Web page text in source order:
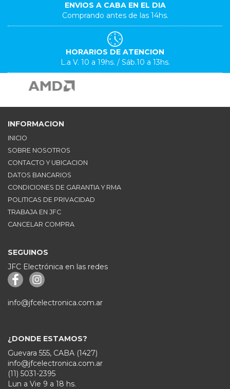
ENVIOS A CABA EN EL DIA
Comprando antes de las 14hs.
HORARIOS DE ATENCION
L.a V. 10 a 19hs. / Sáb.10 a 13hs.
INFORMACION
INICIO
SOBRE NOSOTROS
CONTACTO Y UBICACION
DATOS BANCARIOS
CONDICIONES DE GARANTIA Y RMA
POLITICAS DE PRIVACIDAD
TRABAJA EN JFC
CANCELAR COMPRA
SEGUINOS
JFC Electrónica en las redes
info@jfcelectronica.com.ar
¿DONDE ESTAMOS?
Guevara 555, CABA (1427)
info@jfcelectronica.com.ar
(11) 5031-2395
Lun a Vie 9 a 18 hs.